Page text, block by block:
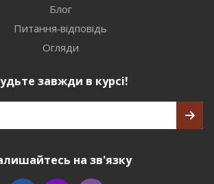
Блог
Питання-відповідь
Огляди
завжди в курсі!
на зв'язку